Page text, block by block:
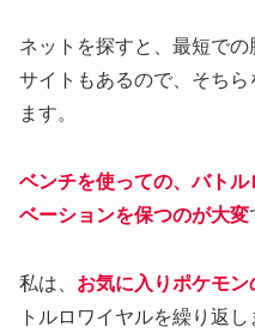
ネットを探すと、最短で
サイトもあるので、そち
ます。
ベンチを使っての、バト
ベーションを保つのが大変
私は、 お気に入りポケモ
トルロワイヤルを繰り返し